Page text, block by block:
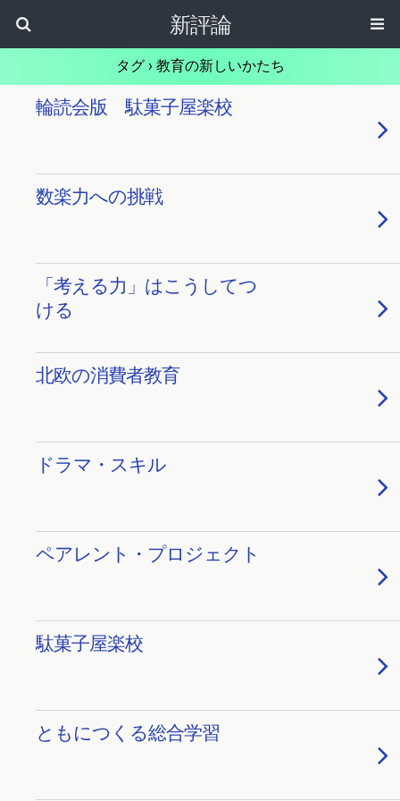
新評論
タグ › 教育の新しいかたち
輪読会版 駄菓子屋楽校
数楽力への挑戦
「考える力」はこうしてつ
ける
北欧の消費者教育
ドラマ・スキル
ペアレント・プロジェクト
駄菓子屋楽校
ともにつくる総合学習